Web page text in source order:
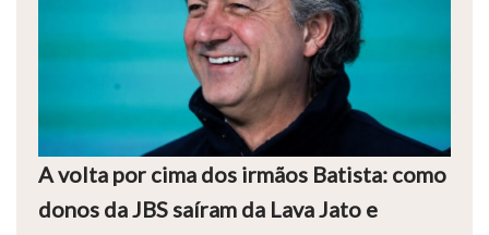
A volta por cima dos irmãos Batista: como
donos da JBS saíram da Lava Jato e